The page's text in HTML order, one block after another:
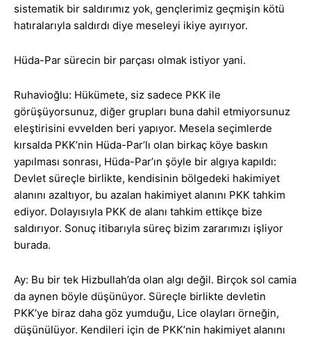
sistematik bir saldırımız yok, gençlerimiz geçmişin kötü
hatıralarıyla saldırdı diye meseleyi ikiye ayırıyor.
Hüda-Par sürecin bir parçası olmak istiyor yani.
Ruhavioğlu: Hükümete, siz sadece PKK ile
görüşüyorsunuz, diğer grupları buna dahil etmiyorsunuz
eleştirisini evvelden beri yapıyor. Mesela seçimlerde
kırsalda PKK’nin Hüda-Par’lı olan birkaç köye baskın
yapılması sonrası, Hüda-Par’ın şöyle bir algıya kapıldı:
Devlet süreçle birlikte, kendisinin bölgedeki hakimiyet
alanını azaltıyor, bu azalan hakimiyet alanını PKK tahkim
ediyor. Dolayısıyla PKK de alanı tahkim ettikçe bize
saldırıyor. Sonuç itibarıyla süreç bizim zararımızı işliyor
burada.
Ay: Bu bir tek Hizbullah’da olan algı değil. Birçok sol camia
da aynen böyle düşünüyor. Süreçle birlikte devletin
PKK’ye biraz daha göz yumduğu, Lice olayları örneğin,
düşünülüyor. Kendileri için de PKK’nin hakimiyet alanını